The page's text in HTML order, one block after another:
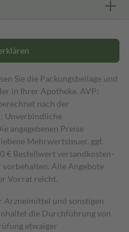
Sie die Packungsbeilage und
in Ihrer Apotheke. AVP:
nach der
Unverbindliche
angegebenen Preise
Mehrwertsteuer, ggf.
€ Bestell­wert versand­kosten­
Alle Angebote
Vorrat reicht.
Arzneimittel und sonstigen
die Durchführung von
etwaiger